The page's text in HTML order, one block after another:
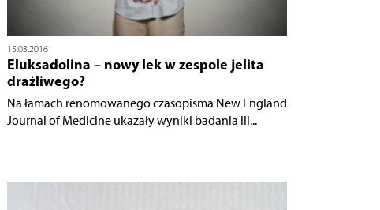
15.03.2016
Eluksadolina – nowy lek w zespole jelita
drażliwego?
Na łamach renomowanego czasopisma New England
Journal of Medicine ukazały wyniki badania III...